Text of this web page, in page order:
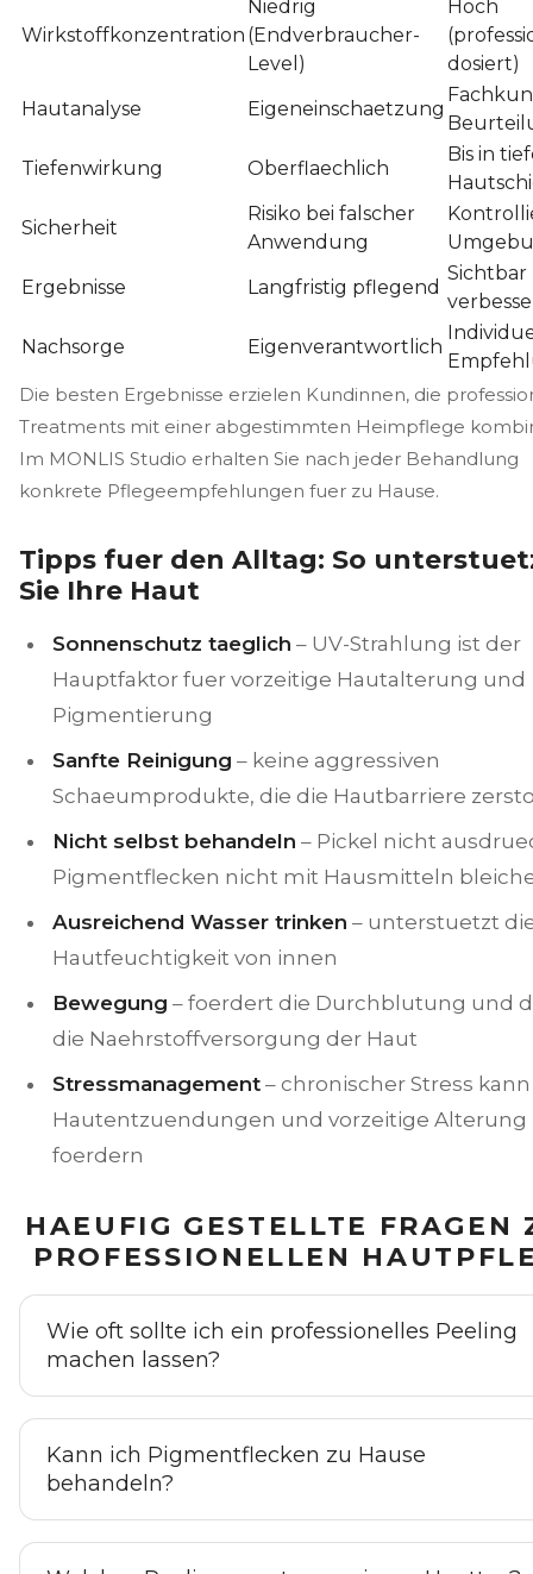
Wirkstoffkonzentration
Niedrig
(Endverbraucher-
Level)
Hoch
dosiert)
Hautanalyse
Eigeneinschaetzung
Tiefenwirkung
Oberflaechlich
Bis in
Sicherheit
Risiko bei falscher
Anwendung
Ergebnisse
Langfristig pflegend
Sichtbar
Nachsorge
Eigenverantwortlich
Die besten Ergebnisse erzielen Kundinnen, die
Treatments mit einer abgestimmten Heimpflege
Im MONLIS Studio erhalten Sie nach jeder Behandlung
konkrete Pflegeempfehlungen fuer zu Hause.
Tipps fuer den Alltag: So
Sie Ihre Haut
Sonnenschutz taeglich – UV-Strahlung ist der
Hauptfaktor fuer vorzeitige Hautalterung und
Pigmentierung
Sanfte Reinigung – keine aggressiven
Schaeumprodukte, die die Hautbarriere
Nicht selbst behandeln – Pickel nicht
Pigmentflecken nicht mit Hausmitteln
Ausreichend Wasser trinken – unterstuetzt
Hautfeuchtigkeit von innen
Bewegung – foerdert die Durchblutung und
die Naehrstoffversorgung der Haut
Stressmanagement – chronischer Stress kann
Hautentzuendungen und vorzeitige Alterung
foerdern
HAEUFIG GESTELLTE FRAGEN
PROFESSIONELLEN
Wie oft sollte ich ein professionelles Peeling
machen lassen?
Kann ich Pigmentflecken zu Hause
behandeln?